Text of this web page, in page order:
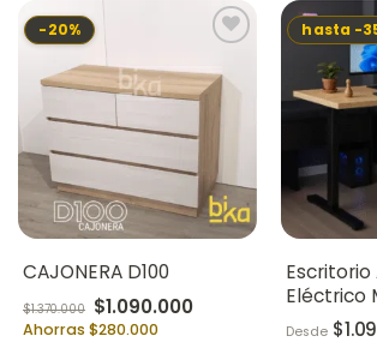
producto
tiene
múltiples
variantes.
Las
opciones
se
pueden
elegir
en
la
de
producto
tiene
múltiples
variantes.
Las
opciones
pueden
elegir
en
la
página
de
producto
-20%
CAJONERA D100
$1.370.000 Original price was: $1.370.000.
$1.090.000Current price is:
Ahorras $280.000
hasta -
Eléctrico
Desde $